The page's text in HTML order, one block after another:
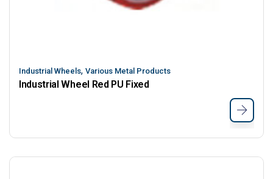
Industrial Wheels, Various Metal Products
Industrial Wheel Red PU Fixed